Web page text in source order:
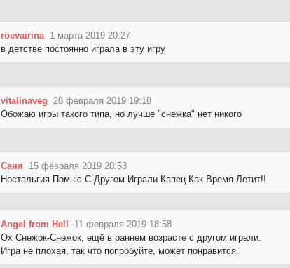
roevairina 1 марта 2019 20:27
в детстве постоянно играла в эту игру
vitalinaveg
28 февраля 2019 19:18
Обожаю игры такого типа, но лучше "снежка" нет никого
Саня
15 февраля 2019 20:53
Ностальгия Помню С Другом Играли Капец Как Время Летит!!
Angel from Hell
11 февраля 2019 18:58
Ох Снежок-Снежок, ещё в раннем возрасте с другом играли.
Игра не плохая, так что попробуйте, может понравится.